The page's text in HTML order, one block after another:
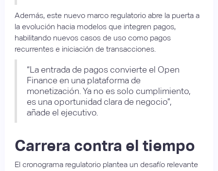
Además, este nuevo marco regulatorio abre la puerta a
la evolución hacia modelos que integren pagos,
habilitando nuevos casos de uso como pagos
recurrentes e iniciación de transacciones.
“La entrada de pagos convierte el Open
Finance en una plataforma de
monetización. Ya no es solo cumplimiento,
es una oportunidad clara de negocio”,
añade el ejecutivo.
Carrera contra el tiempo
El cronograma regulatorio plantea un desafío relevante